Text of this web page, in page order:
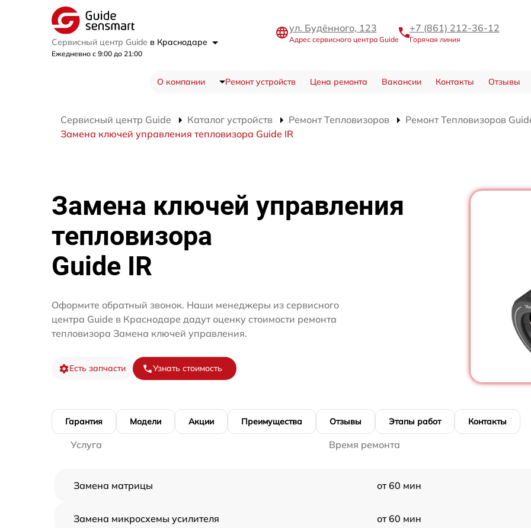
Сервисный центр Guide в Краснодаре
Ежедневно с 9:00 до 21:00
ул. Будённого, 123
Адрес сервисного центра Guide
+7 (861) 212-36-12
Горячая линия
О компании Ремонт устройств Цена ремонта Вакансии Контакты Отзывы
Сервисный центр Guide Каталог устройств Ремонт Тепловизоров
Ремонт Тепловизоров
Замена ключей управления тепловизора Guide IR
Замена ключей управления
тепловизора
Guide IR
Оформите обратный звонок. Наши менеджеры из сервисного
центра Guide в Краснодаре дадут оценку стоимости ремонта
тепловизора Замена ключей управления.
Есть запчасти Узнать стоимость
Гарантия Модели Акции Преимущества Отзывы Этапы работ Контакты
Услуга Время ремонта
Замена матрицы от 60 мин
Замена микросхемы усилителя от 60 мин